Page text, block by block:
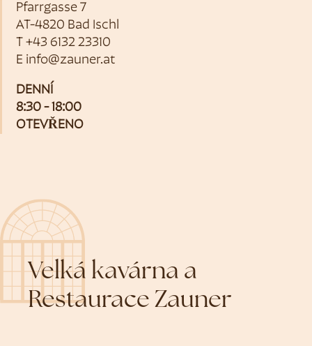
Pfarrgasse 7
AT-4820 Bad Ischl
T +43 6132 23310
E info@zauner.at
DENNÍ
8:30 - 18:00
OTEVŘENO
Velká kavárna a
Restaurace Zauner